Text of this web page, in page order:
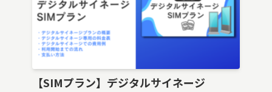
【SIMプラン】デジタルサイネージ